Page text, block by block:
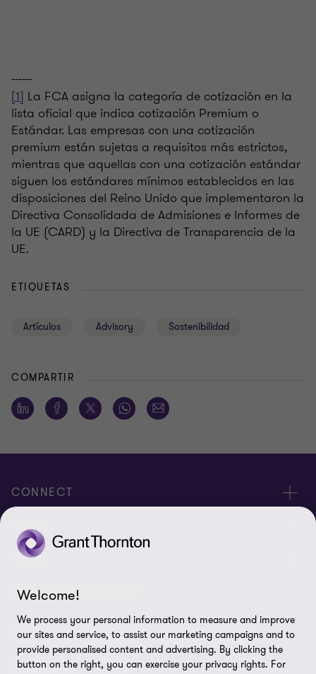
------
[1] La FCA asigna la categoría de cotización en la
lista oficial que indica cotización Premium o
Estándar. Las empresas con una cotización
premium están sujetas a requisitos más estrictos,
mientras que aquellas con una cotización estándar
siguen los estándares mínimos establecidos en las
disposiciones del Reino Unido que implementaron la
Directiva Consolidada de Admisiones e Informes de
la UE (CARD) y la Directiva de Transparencia de la
UE.
ETIQUETAS
Artículos Advisory Sostenibilidad
COMPARTIR
CONNECT
Nuestra gente
Contáctenos
ABOUT
Acerca de nosotros
Síntesis informativa
Prensa
Ética y Manual de Gestión de Calidad
LEGAL
Política de privacidad
Cookies
Disclaimer
OUR CORE SERVICES
Auditoría Advisory BPS BRS
Impuestos IBC
Welcome!
We process your personal information to measure and improve
our sites and service, to assist our marketing campaigns and to
provide personalised content and advertising. By clicking the
button on the right, you can exercise your privacy rights. For